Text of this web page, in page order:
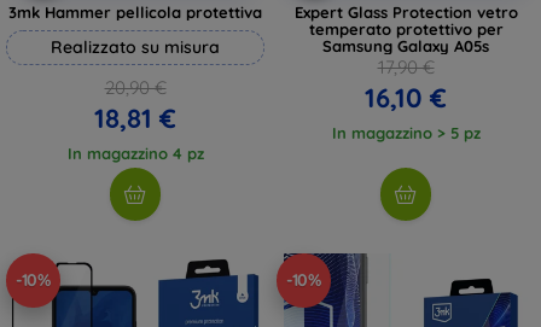
3mk Hammer pellicola protettiva
Realizzato su misura
20,90 €
18,81 €
In magazzino 4 pz
Expert Glass Protection vetro
temperato protettivo per
Samsung Galaxy A05s
17,90 €
16,10 €
In magazzino > 5 pz
-10% -10%